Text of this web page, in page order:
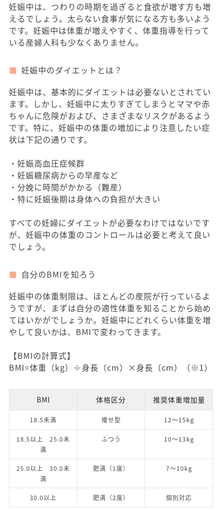
妊娠中は、つわりの時期を過ぎると食欲が増す方も増
えるでしょう。太らない食事が気になる方も多いよう
です。妊娠中は体重が増えやすく、体重指導を行って
いる産婦人科も少なくありません。
妊娠中のダイエットとは？
妊娠中は、基本的にダイエットは必要ないとされてい
ます。しかし、妊娠中に太りすぎてしまうとママや赤
ちゃんに危険がおよび、さまざまなリスクがあるよう
です。特に、妊娠中の体重の増加により注意したい症
状は下記の通りです。
・妊娠高血圧症候群
・妊娠糖尿病からの早産など
・分娩に時間がかかる（難産）
・特に妊娠後期は身体への負担が大きい
すべての妊婦にダイエットが必要なわけではないです
が、妊娠中の体重のコントロールは必要と考えて良い
でしょう。
自分のBMIを知ろう
妊娠中の体重制限は、ほとんどの産院が行っているよ
うですが、まずは自分の適性体重を知ることから始め
てはいかがでしょうか。妊娠中にどれくらい体重を増
やして良いかは、BMIで変わってきます。
【BMIの計算式】
BMI=体重（kg）÷身長（cm）×身長（cm）（※1）
BMI 体格区分 推奨体重増加量
18.5未満 痩せ型 12～15kg
18.5以上 25.0未
満
ふつう 10～13kg
25.0以上 30.0未
満
肥満（1度） 7～10kg
30.0以上 肥満（2度） 個別対応